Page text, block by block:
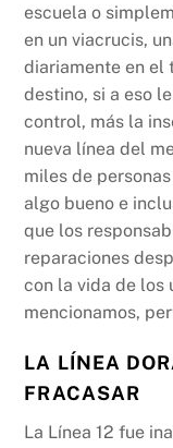
escuela o
en un viacrucis,
diariamente en el
destino, si a eso
control, más la
nueva línea del
miles de
algo bueno e
que los
reparaciones
con la vida de los
mencionamos,
LA LÍNEA
FRACASAR
La Línea 12 fue